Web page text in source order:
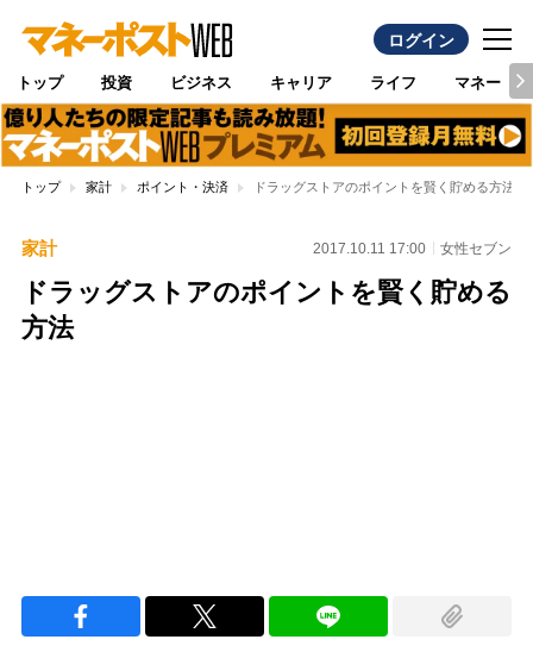
ログイン
トップ 投資 ビジネス キャリア ライフ マネー
トップ 家計 ポイント・決済 ドラッグストアのポイントを賢く貯める方法
家計 2017.10.11 17:00 女性セブン
ドラッグストアのポイントを賢く貯める
方法